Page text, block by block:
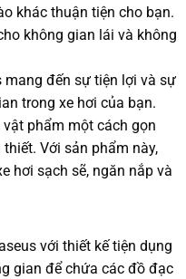
khác thuận tiện cho bạn.
không gian lái và không
mang đến sự tiện lợi và sự
trong xe hơi của bạn.
phẩm một cách gọn
Với sản phẩm này,
hơi sạch sẽ, ngăn nắp và
với thiết kế tiện dụng
gian để chứa các đồ đạc